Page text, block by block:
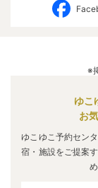
※
ゆこ
お
ゆこゆこ予約セン
宿・施設をご提案